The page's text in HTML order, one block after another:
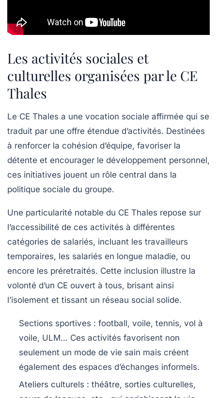
Les activités sociales et
culturelles organisées par le CE
Thales
Le CE Thales a une vocation sociale affirmée qui se
traduit par une offre étendue d’activités. Destinées
à renforcer la cohésion d’équipe, favoriser la
détente et encourager le développement personnel,
ces initiatives jouent un rôle central dans la
politique sociale du groupe.
Une particularité notable du CE Thales repose sur
l’accessibilité de ces activités à différentes
catégories de salariés, incluant les travailleurs
temporaires, les salariés en longue maladie, ou
encore les préretraités. Cette inclusion illustre la
volonté d’un CE ouvert à tous, brisant ainsi
l’isolement et tissant un réseau social solide.
Sections sportives : football, voile, tennis, vol à
voile, ULM… Ces activités favorisent non
seulement un mode de vie sain mais créent
également des espaces d’échanges informels.
Ateliers culturels : théâtre, sorties culturelles,